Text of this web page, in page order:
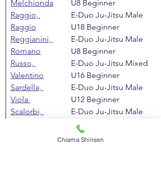
Melchionda
Raggio,
Raggio
Reggianini,
Romano
Russo,
Valentino
Sardella,
Viola
Scalorbi,
U8 Beginner
E-Duo Ju-Jitsu Male
U18 Beginner
E-Duo Ju-Jitsu Male
U8 Beginner
E-Duo Ju-Jitsu Mixed
U16 Beginner
E-Duo Ju-Jitsu Male
U12 Beginner
E-Duo Ju-Jitsu Male
U8 Beginner
E-Duo Ju-Jitsu Mixed
Chiama Shinsen